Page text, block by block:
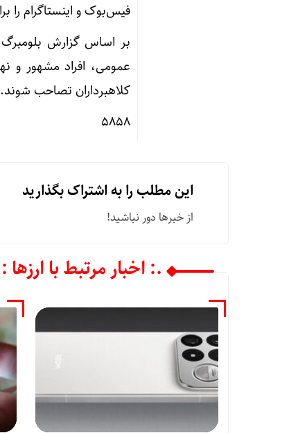
فیس‌بوک و اینستاگرام را
بر اساس گزارش
عمومی، افراد مشهور و
کلاهبرداران تصاحب شوند.
۵۸۵۸
این مطلب را به اشتراک بگذارید
از خبرها دور نباشید!
.: اخبار مرتبط با ارزها